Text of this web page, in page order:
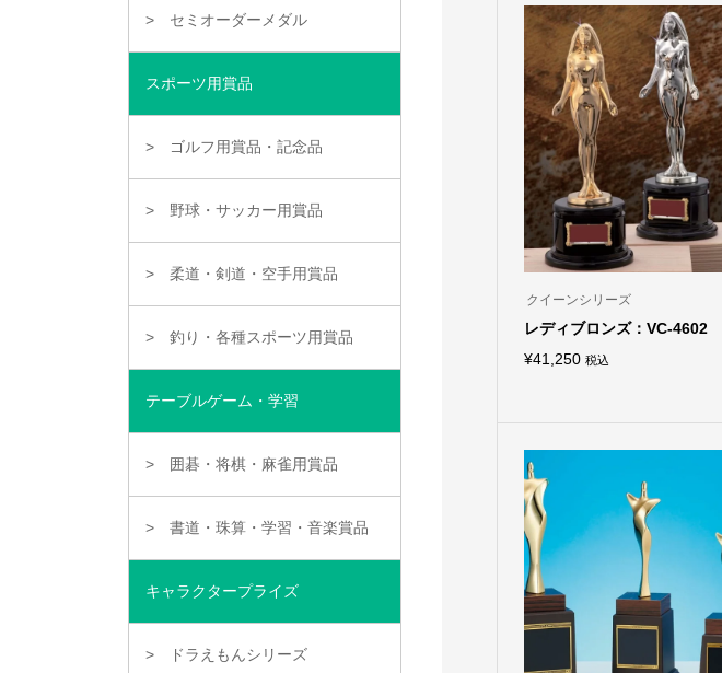
クイーンシリーズ
レディブロンズ：VC-4602
¥41,250 税込
品
は
複
数
の
バ
リ
エ
ー
シ
ョ
セミオーダーメダル
スポーツ用賞品
ゴルフ用賞品・記念品
野球・サッカー用賞品
柔道・剣道・空手用賞品
釣り・各種スポーツ用賞品
テーブルゲーム・学習
囲碁・将棋・麻雀用賞品
書道・珠算・学習・音楽賞品
キャラクタープライズ
ドラえもんシリーズ